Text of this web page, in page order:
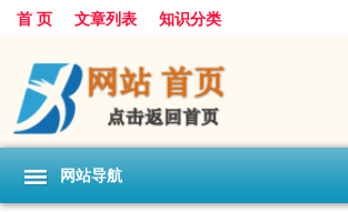
首 页 文章列表 知识分类
网站导航